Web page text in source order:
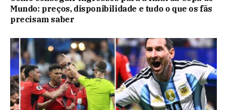
Mundo: preços, disponibilidade e tudo o que os fãs
precisam saber